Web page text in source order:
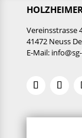
Vereinsstrasse
41472 Neuss
E-Mail: